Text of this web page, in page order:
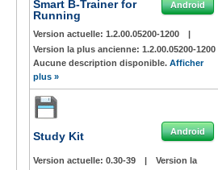
Smart B-Trainer for
Running
Android
Version actuelle: 1.2.00.05200-1200
|
Version la plus ancienne: 1.2.00.05200-1200
Aucune description disponible. Afficher
plus »
Study Kit Android
Version actuelle: 0.30-39 |
Version la